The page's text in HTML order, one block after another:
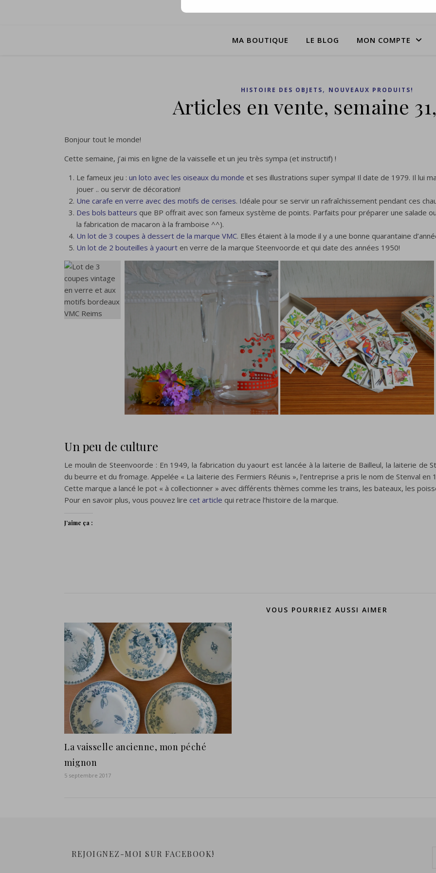
MA BOUTIQUE LE BLOG MON COMPTE
HISTOIRE DES OBJETS, NOUVEAUX PRODUITS!
Articles en vente, semaine
Bonjour tout le monde!
Cette semaine, j’ai mis en ligne de la vaisselle et un jeu très sympa (et instructif) !
Le fameux jeu : un loto avec les oiseaux du monde et ses illustrations super sympa! Il date de 1979. Il lui
jouer .. ou servir de décoration!
Une carafe en verre avec des motifs de cerises. Idéale pour se servir un rafraîchissement pendant ces
Des bols batteurs que BP offrait avec son fameux système de points. Parfaits pour préparer une salade
la fabrication de macaron à la framboise ^^).
Un lot de 3 coupes à dessert de la marque VMC. Elles étaient à la mode il y a une bonne quarantaine
Un lot de 2 bouteilles à yaourt en verre de la marque Steenvoorde et qui date des années 1950!
Un peu de culture
Le moulin de Steenvoorde : En 1949, la fabrication du yaourt est lancée à la laiterie de Bailleul, la laiterie de
du beurre et du fromage. Appelée « La laiterie des Fermiers Réunis », l’entreprise a pris le nom de Stenval
Cette marque a lancé le pot « à collectionner » avec différents thèmes comme les trains, les bateaux, les
Pour en savoir plus, vous pouvez lire cet article qui retrace l’histoire de la marque.
J’aime ça :
VOUS POURRIEZ AUSSI AIMER
La vaisselle ancienne, mon péché
mignon
5 septembre 2017
REJOIGNEZ-MOI SUR FACEBOOK!